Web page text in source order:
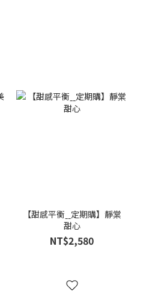
【甜感平衡ˍˍ定期購】靜棠
甜心
NT$2,580